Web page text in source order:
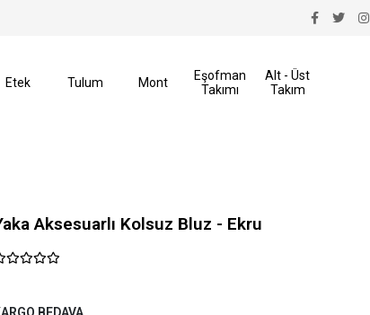
Size Özel İndirimler
Etek Tulum Mont
Eşofman
Takımı
Alt - Üst
Takım
Aksesuarlı Kolsuz Bluz - Ekru